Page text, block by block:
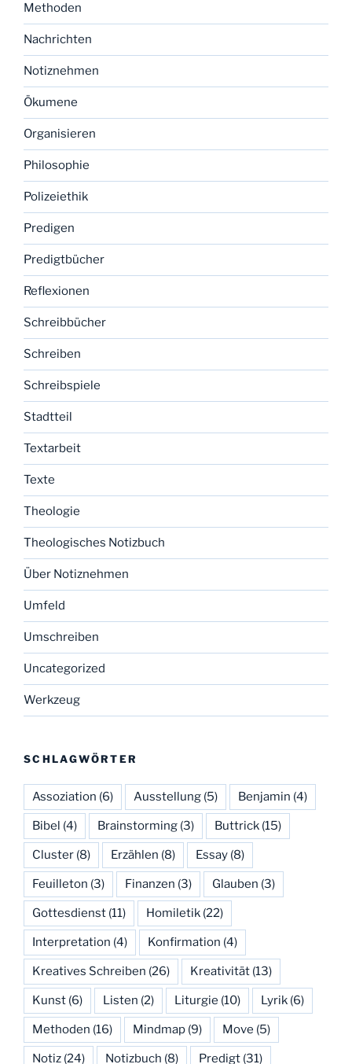
Methoden
Nachrichten
Notiznehmen
Ökumene
Organisieren
Philosophie
Polizeiethik
Predigen
Predigtbücher
Reflexionen
Schreibbücher
Schreiben
Schreibspiele
Stadtteil
Textarbeit
Texte
Theologie
Theologisches Notizbuch
Über Notiznehmen
Umfeld
Umschreiben
Uncategorized
Werkzeug
SCHLAGWÖRTER
Assoziation (6) Ausstellung (5) Benjamin (4)
Bibel (4) Brainstorming (3) Buttrick (15)
Cluster (8) Erzählen (8) Essay (8)
Feuilleton (3) Finanzen (3) Glauben (3)
Gottesdienst (11) Homiletik (22)
Interpretation (4) Konfirmation (4)
Kreatives Schreiben (26) Kreativität (13)
Kunst (6) Listen (2) Liturgie (10) Lyrik (6)
Methoden (16) Mindmap (9) Move (5)
Notiz (24) Notizbuch (8) Predigt (31)